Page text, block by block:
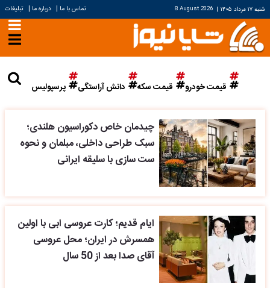
شنبه ۱۷ مرداد ۱۴۰۵ |
8 August 2026 تماس با ما | درباره ما | تبلیغات
قیمت خودرو قیمت سکه دانش آراستگی پرسپولیس
چیدمان خاص دکوراسیون هلندی؛
سبک طراحی داخلی، مبلمان و نحوه
ست سازی با سلیقه ایرانی
ایام قدیم؛ کارت عروسی ابی با اولین
همسرش در ایران؛ محل عروسی
آقای صدا بعد از 50 سال